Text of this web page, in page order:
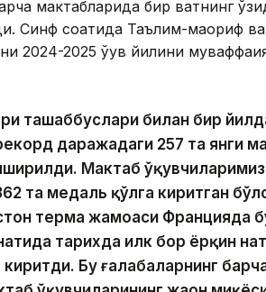
мактабларида бир вақтнинг
Синф соатида Таълим-маориф
2024-2025 ўқув йилини
ташаббуслари билан бир
даражадаги 257 та янги
Мактаб
та медаль қўлга киритган
терма жамоаси Францияда
тарихда илк бор ёрқин
Бу ғалабаларнинг